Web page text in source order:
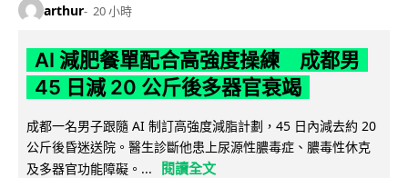
arthur 20 小時
AI 減肥餐單配合高強度操練 成都男
45 日減 20 公斤後多器官衰竭
成都一名男子跟隨 AI 制訂高強度減脂計劃，45 日內減去約 20
公斤後昏迷送院。醫生診斷他患上尿源性膿毒症、膿毒性休克
及多器官功能障礙。...
閱讀全文